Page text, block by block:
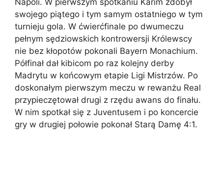
Napoli. W pierwszym spotkaniu Karim zdobył
swojego piątego i tym samym ostatniego w tym
turnieju gola. W ćwierćfinale po dwumeczu
pełnym sędziowskich kontrowersji Królewscy
nie bez kłopotów pokonali Bayern Monachium.
Półfinał dał kibicom po raz kolejny derby
Madrytu w końcowym etapie Ligi Mistrzów. Po
doskonałym pierwszym meczu w rewanżu Real
przypieczętował drugi z rzędu awans do finału.
W nim spotkał się z Juventusem i po koncercie
gry w drugiej połowie pokonał Starą Damę 4:1.